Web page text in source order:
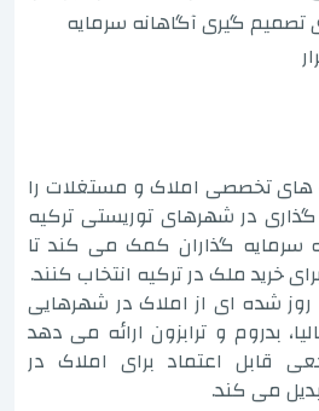
تصمیم گیری آگاهانه سرمایه
های تخصصی املاک و مستغلات را
گذاری در شهرهای توریستی ترکیه
سرمایه گذاران کمک می کند تا
خرید ملک در ترکیه انتخاب کنند.
روز شده ای از املاک در شهرهایی
بدروم و ترابزون ارائه می دهد
قابل اعتماد برای املاک در
می کند.